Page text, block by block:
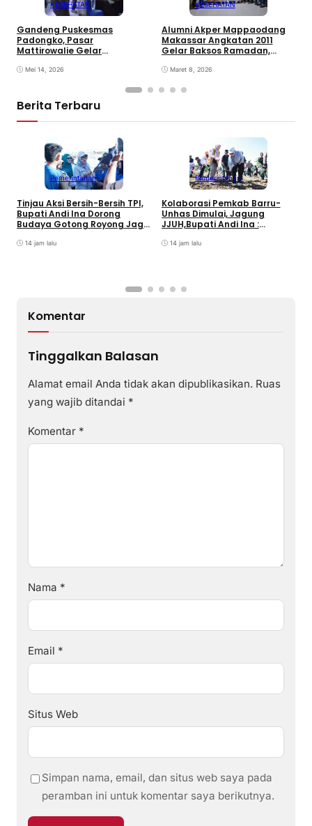
KESEHATAN
Gandeng Puskesmas
Padongko, Pasar
Mattirowalie Gelar
Rutin
Mei 14, 2026
KESEHATAN
Alumni Akper Mappaodang
Makassar Angkatan 2011
Gelar Baksos Ramadan,
Warga Kurang Mampu di
Maret 8, 2026
Berita Terbaru
Pemerintahan
Tinjau Aksi Bersih-Bersih TPI,
Bupati Andi Ina Dorong
Budaya Gotong Royong Jaga
14 jam lalu
Pemerintahan
Kolaborasi Pemkab Barru-
Unhas Dimulai, Jagung
JJUH,Bupati Andi Ina :
Petani
14 jam lalu
Komentar
Tinggalkan Balasan
Alamat email Anda tidak akan dipublikasikan. Ruas
yang wajib ditandai *
Komentar *
Nama *
Email *
Situs Web
Simpan nama, email, dan situs web saya pada
peramban ini untuk komentar saya berikutnya.